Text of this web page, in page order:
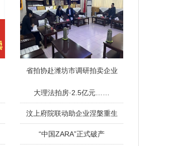
省拍协赴潍坊市调研拍卖企业
大理法拍房·2.5亿元……
汶上府院联动助企业涅槃重生
“中国ZARA”正式破产